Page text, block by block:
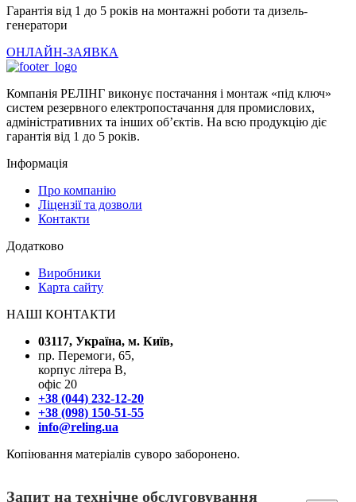
Гарантія від 1 до 5 років на монтажні роботи та дизель-
генератори
ОНЛАЙН-ЗАЯВКА
Компанія РЕЛІНГ виконує постачання і монтаж «під ключ»
систем резервного електропостачання для промислових,
адміністративних та інших об’єктів. На всю продукцію діє
гарантія від 1 до 5 років.
Інформація
Про компанію
Ліцензії та дозволи
Контакти
Додатково
Виробники
Карта сайту
НАШІ КОНТАКТИ
03117, Україна, м. Київ,
пр. Перемоги, 65,
корпус літера В,
офіс 20
+38 (044) 232-12-20
+38 (098) 150-51-55
info@reling.ua
Копіювання матеріалів суворо заборонено.
Запит на технічне обслуговування